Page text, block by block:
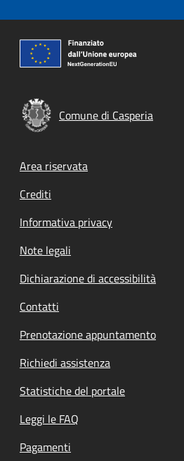
Comune di Casperia
Footer menu
Area riservata
Crediti
Informativa privacy
Note legali
Dichiarazione di accessibilità
Contatti
Prenotazione appuntamento
Richiedi assistenza
Statistiche del portale
Leggi le FAQ
Pagamenti